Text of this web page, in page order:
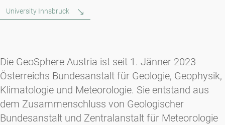
University Innsbruck
Die GeoSphere Austria ist seit 1. Jänner 2023
Österreichs Bundesanstalt für Geologie, Geophysik,
Klimatologie und Meteorologie. Sie entstand aus
dem Zusammenschluss von Geologischer
Bundesanstalt und Zentralanstalt für Meteorologie